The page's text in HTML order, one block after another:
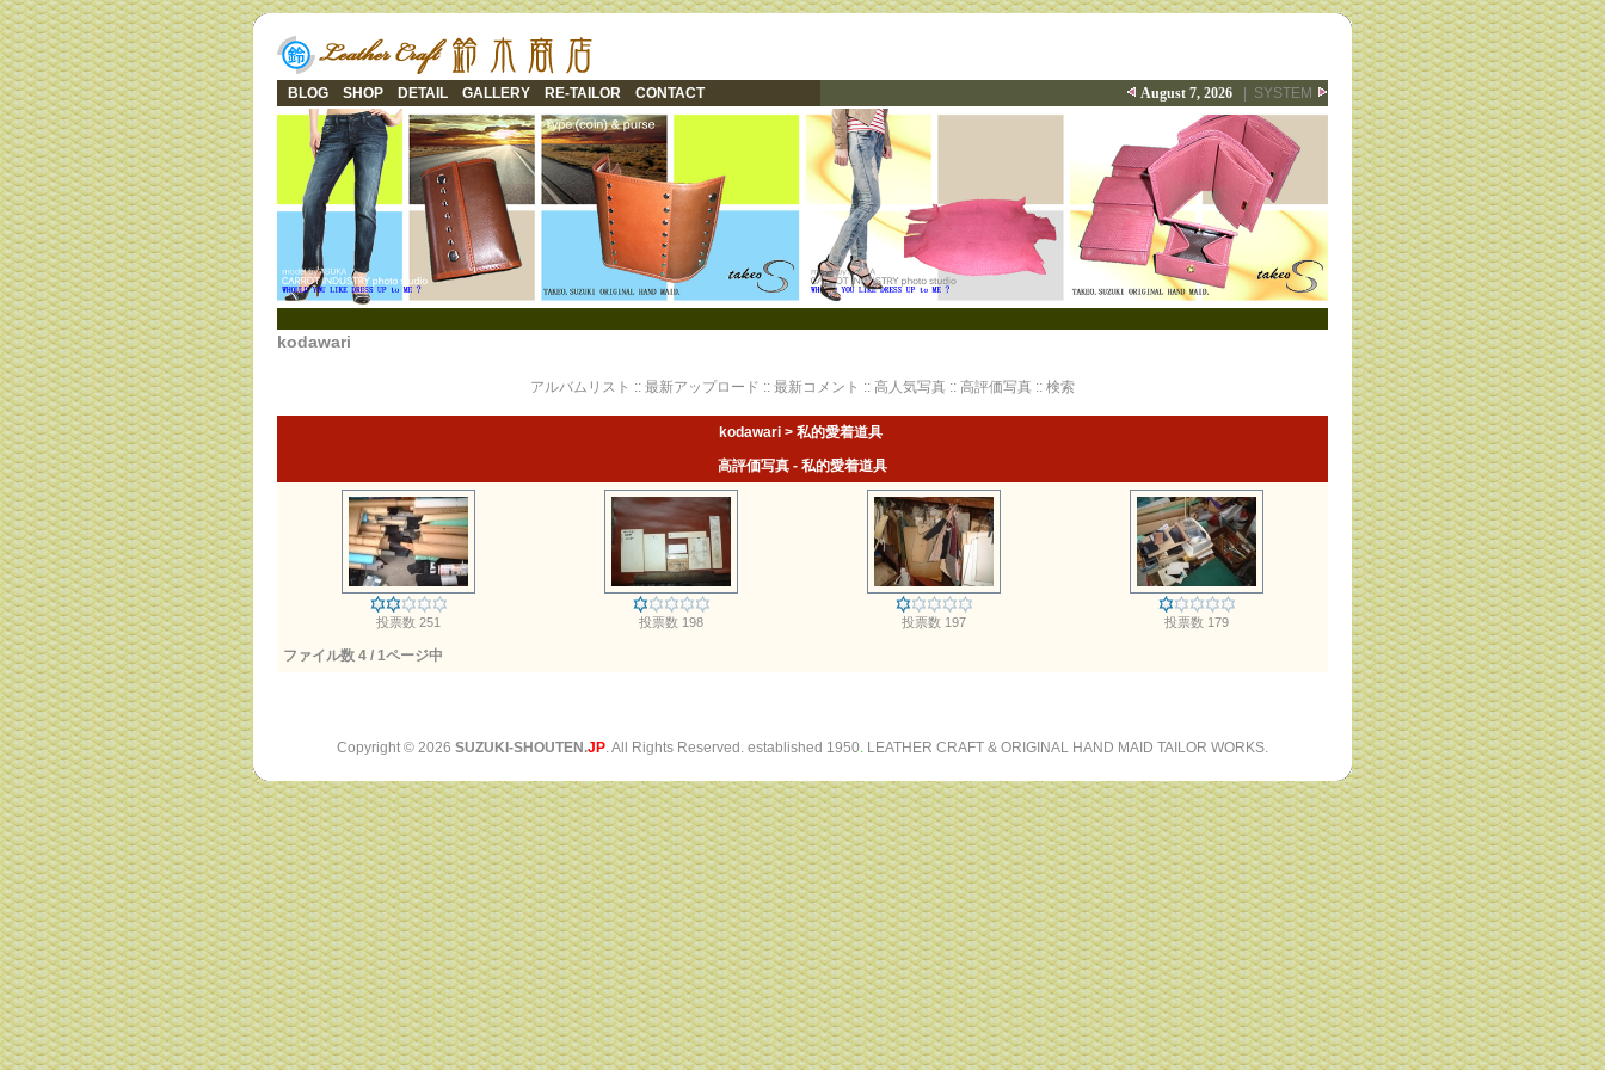
BLOG SHOP DETAIL GALLERY RE-TAILOR CONTACT August 7, 2026 SYSTEM
kodawari
アルバムリスト :: 最新アップロード :: 最新コメント :: 高人気写真 :: 高評価写真 :: 検索
kodawari > 私的愛着道具
高評価写真 - 私的愛着道具
投票数 251 投票数 198 投票数 197 投票数 179
ファイル数 4 / 1ページ中
Copyright © 2026 SUZUKI-SHOUTEN.JP. All Rights Reserved. established 1950. LEATHER CRAFT & ORIGINAL HAND MAID TAILOR WORKS.